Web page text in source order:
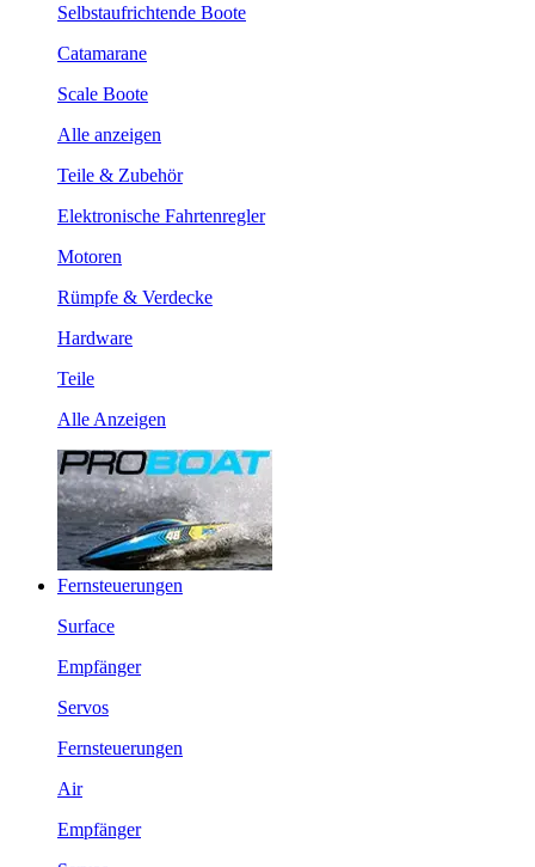
Selbstaufrichtende Boote
Catamarane
Scale Boote
Alle anzeigen
Teile & Zubehör
Elektronische Fahrtenregler
Motoren
Rümpfe & Verdecke
Hardware
Teile
Alle Anzeigen
Fernsteuerungen
Surface
Empfänger
Servos
Fernsteuerungen
Air
Empfänger